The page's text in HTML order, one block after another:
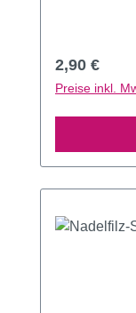
Regulärer
2,90 €
Preise inkl.